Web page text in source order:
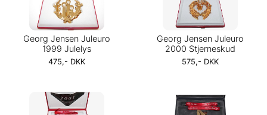
Georg Jensen Juleuro
1999 Julelys
475,- DKK
Georg Jensen Juleuro
2000 Stjerneskud
575,- DKK